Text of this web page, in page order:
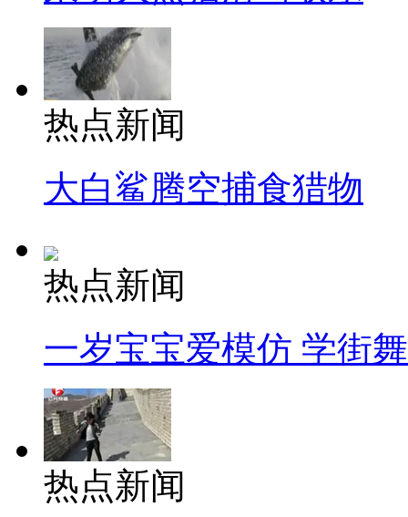
热点新闻
大白鲨腾空捕食猎物
热点新闻
一岁宝宝爱模仿 学街
热点新闻